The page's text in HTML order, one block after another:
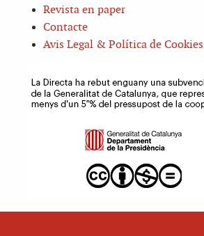
Revista en paper
Contacte
Avis Legal & Política de Cookies